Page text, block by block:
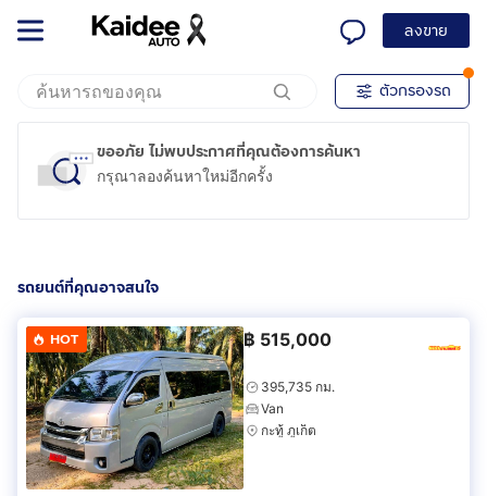
ลงขาย
ตัวกรองรถ
ขออภัย ไม่พบประกาศที่คุณต้องการค้นหา
กรุณาลองค้นหาใหม่อีกครั้ง
รถยนต์ที่คุณอาจสนใจ
HOT ฿ 515,000
395,735 กม.
Van
กะทู้ ภูเก็ต